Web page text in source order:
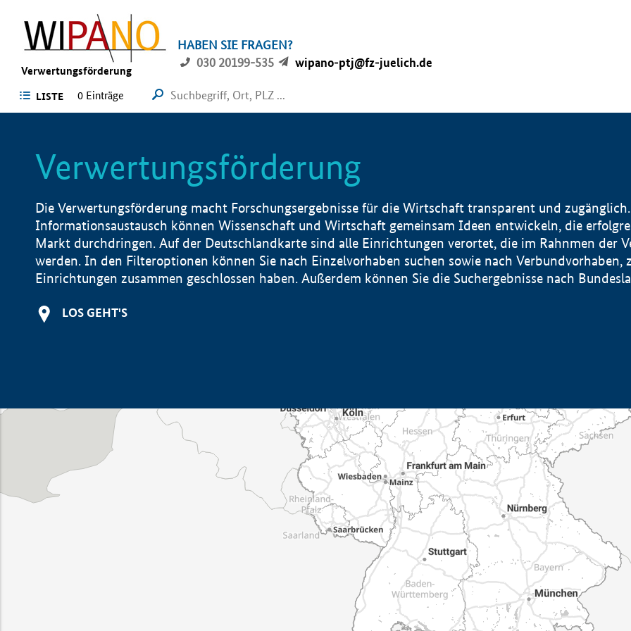
Verwertungsförderung
HABEN SIE FRAGEN?
030 20199-535
wipano-ptj@fz-juelich.de
LISTE 0 Einträge
Verwertungsförderung
Die Verwertungsförderung macht Forschungsergebnisse für die Wirtschaft transparent und
Informationsaustausch können Wissenschaft und Wirtschaft gemeinsam Ideen entwickeln, die
Markt durchdringen. Auf der Deutschlandkarte sind alle Einrichtungen verortet, die im Rahnmen der
werden. In den Filteroptionen können Sie nach Einzelvorhaben suchen sowie nach Verbundvorhaben,
Einrichtungen zusammen geschlossen haben. Außerdem können Sie die Suchergebnisse nach
LOS GEHT'S